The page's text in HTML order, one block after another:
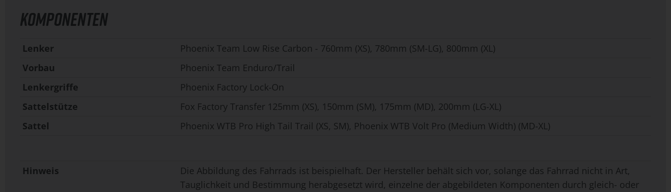
KOMPONENTEN
Lenker
Phoenix Team Low Rise Carbon - 760mm (XS), 780mm (SM-LG), 800mm (XL)
Vorbau
Phoenix Team Enduro/Trail
Lenkergriffe
Phoenix Factory Lock-On
Sattelstütze
Fox Factory Transfer 125mm (XS), 150mm (SM), 175mm (MD), 200mm (LG-XL)
Sattel
Phoenix WTB Pro High Tail Trail (XS, SM), Phoenix WTB Volt Pro (Medium Width) (MD-XL)
Hinweis
Die Abbildung des Fahrrads ist beispielhaft. Der Hersteller behält sich vor, solange das Fahrrad nicht in Art,
Tauglichkeit und Bestimmung herabgesetzt wird, einzelne der abgebildeten Komponenten durch gleich- oder